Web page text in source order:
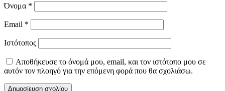
Όνομα *
Email *
Ιστότοπος
Αποθήκευσε το όνομά μου, email, και τον ιστότοπο μου σε
αυτόν τον πλοηγό για την επόμενη φορά που θα σχολιάσω.